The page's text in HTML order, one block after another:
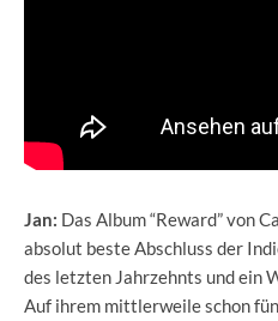
Jan: Das Album “Reward” von
absolut beste Abschluss der
des letzten Jahrzehnts und ein
Auf ihrem mittlerweile schon